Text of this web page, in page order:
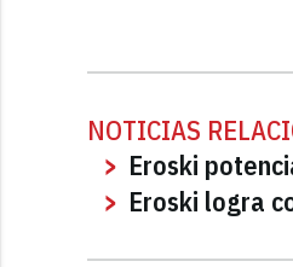
NOTICIAS
Eroski
Eroski logra